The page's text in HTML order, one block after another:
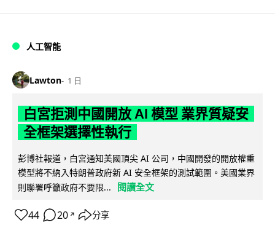
人工智能
Lawton 1 日
白宮拒測中國開放 AI 模型 業界質疑安
全框架選擇性執行
彭博社報道，白宮通知美國頂尖 AI 公司，中國開發的開放權重
模型將不納入特朗普政府新 AI 安全框架的測試範圍。美國業界
則聯署呼籲政府不要限...
閱讀全文
44 20 ↗ 分享